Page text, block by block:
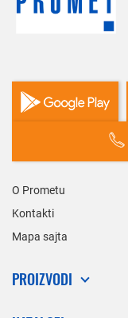
O Prometu
Kontakti
Mapa sajta
PROIZVODI